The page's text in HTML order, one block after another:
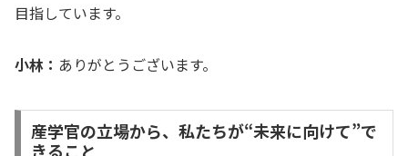
目指しています。
小林： ありがとうございます。
産学官の立場から、私たちが“未来に向けて”で
きること